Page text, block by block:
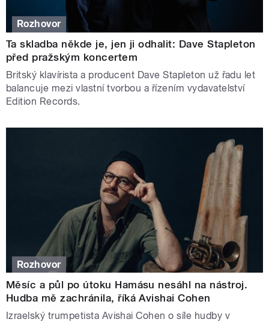
Rozhovor
Ta skladba někde je, jen ji odhalit: Dave Stapleton
před pražským koncertem
Britský klavírista a producent Dave Stapleton už řadu let
balancuje mezi vlastní tvorbou a řízením vydavatelství
Edition Records.
Rozhovor
Měsíc a půl po útoku Hamásu nesáhl na nástroj.
Hudba mě zachránila, říká Avishai Cohen
Izraelský trumpetista Avishai Cohen o síle hudby v